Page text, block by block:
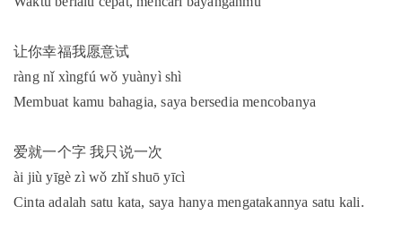
让你幸福我愿意试
ràng nǐ xìngfú wǒ yuànyì shì
Membuat kamu bahagia, saya bersedia mencobanya
爱就一个字 我只说一次
ài jiù yīgè zì wǒ zhǐ shuō yīcì
Cinta adalah satu kata, saya hanya mengatakannya satu kali.